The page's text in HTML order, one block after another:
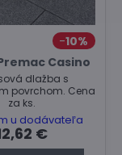
10%
Casino
dlažba s
povrchom. Cena
za ks.
u dodávateľa
€